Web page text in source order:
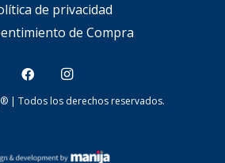
de privacidad
de Compra
| Todos los derechos reservados.